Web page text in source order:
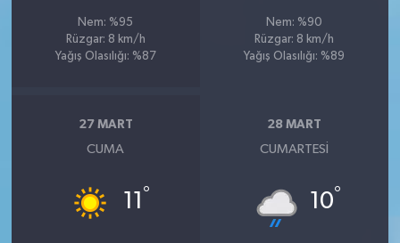
Nem: %95
Rüzgar: 8 km/h
Yağış Olasılığı: %87
Nem: %90
Rüzgar: 8 km/h
Yağış Olasılığı: %89
27 MART
CUMA
11 °
28 MART
CUMARTESI
10°